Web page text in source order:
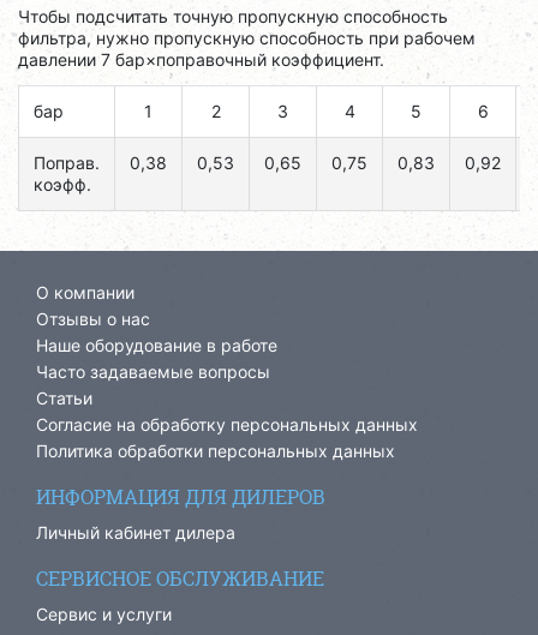
Чтобы подсчитать точную пропускную способность
фильтра, нужно пропускную способность при рабочем
давлении 7 бар×поправочный коэффициент.
бар 1 2 3 4 5 6
Поправ.
коэфф.
0,38 0,53 0,65 0,75 0,83 0,92
О компании
Отзывы о нас
Наше оборудование в работе
Часто задаваемые вопросы
Статьи
Согласие на обработку персональных данных
Политика обработки персональных данных
ИНФОРМАЦИЯ ДЛЯ ДИЛЕРОВ
Личный кабинет дилера
СЕРВИСНОЕ ОБСЛУЖИВАНИЕ
Сервис и услуги